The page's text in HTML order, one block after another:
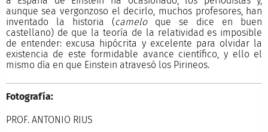
aunque sea vergonzoso el decirlo, muchos profesores, han
inventado la historia (cameloque se dice en buen
castellano) de que la teoría de la relatividad es imposible
de entender: excusa hipócrita y excelente para olvidar la
existencia de este formidable avance científico, y ello el
mismo día en que Einstein atravesó los Pirineos.
Fotografía:
PROF. ANTONIO RIUS